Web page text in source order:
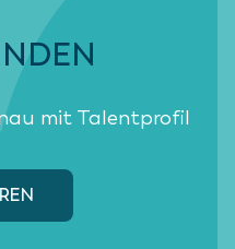
mit Talentprofil